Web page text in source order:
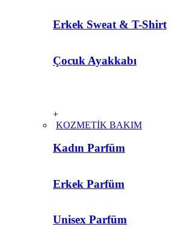
Erkek Sweat & T-Shirt
Çocuk Ayakkabı
+
KOZMETİK BAKIM
Kadın Parfüm
Erkek Parfüm
Unisex Parfüm